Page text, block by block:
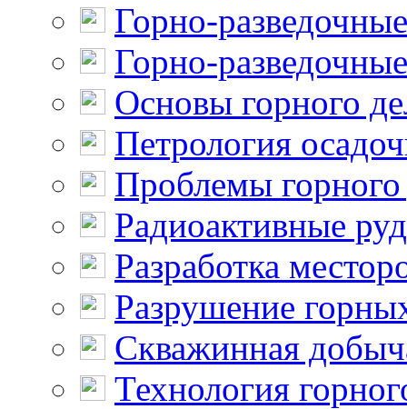
Горно-
Горно-
Основы горного
Петрология
Проблемы горного
Радиоактивные
Разработка
Разрушение
Скважинная
Технология